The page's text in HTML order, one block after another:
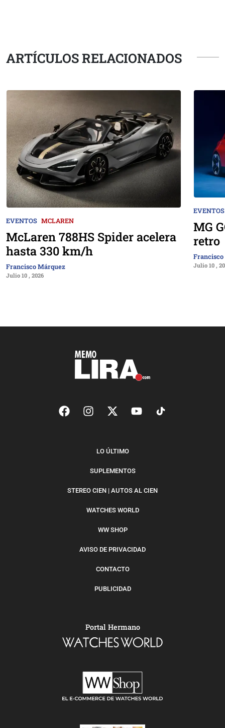
ARTÍCULOS RELACIONADOS
EVENTOS MCLAREN
McLaren 788HS Spider acelera
hasta 330 km/h
Francisco Márquez
Julio 10 , 2026
EVENTOS
MG
retro
Julio 10 ,
LO ÚLTIMO
SUPLEMENTOS
STEREO CIEN | AUTOS AL CIEN
WATCHES WORLD
WW SHOP
AVISO DE PRIVACIDAD
CONTACTO
PUBLICIDAD
Portal Hermano